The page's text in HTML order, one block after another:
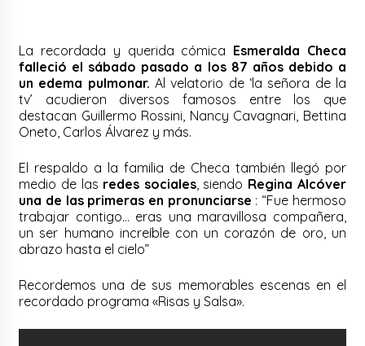
La recordada y querida cómica Esmeralda Checa
falleció el sábado pasado a los 87 años debido a
un edema pulmonar. Al velatorio de ‘la señora de la
tv’ acudieron diversos famosos entre los que
destacan Guillermo Rossini, Nancy Cavagnari, Bettina
Oneto, Carlos Álvarez y más.
El respaldo a la familia de Checa también llegó por
medio de las redes sociales, siendo Regina Alcóver
una de las primeras en pronunciarse : “Fue hermoso
trabajar contigo… eras una maravillosa compañera,
un ser humano increíble con un corazón de oro, un
abrazo hasta el cielo”
Recordemos una de sus memorables escenas en el
recordado programa «Risas y Salsa».